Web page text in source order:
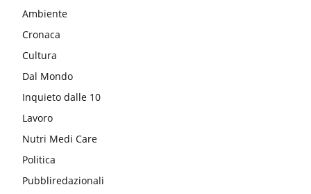
Ambiente
Cronaca
Cultura
Dal Mondo
Inquieto dalle 10
Lavoro
Nutri Medi Care
Politica
Pubbliredazionali